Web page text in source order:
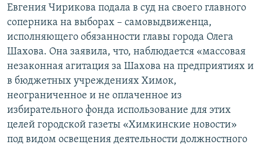
Евгения Чирикова подала в суд на своего главного
соперника на выборах – самовыдвиженца,
исполняющего обязанности главы города Олега
Шахова. Она заявила, что, наблюдается «массовая
незаконная агитация за Шахова на предприятиях и
в бюджетных учреждениях Химок,
неограниченное и не оплаченное из
избирательного фонда использование для этих
целей городской газеты «Химкинские новости»
под видом освещения деятельности должностного